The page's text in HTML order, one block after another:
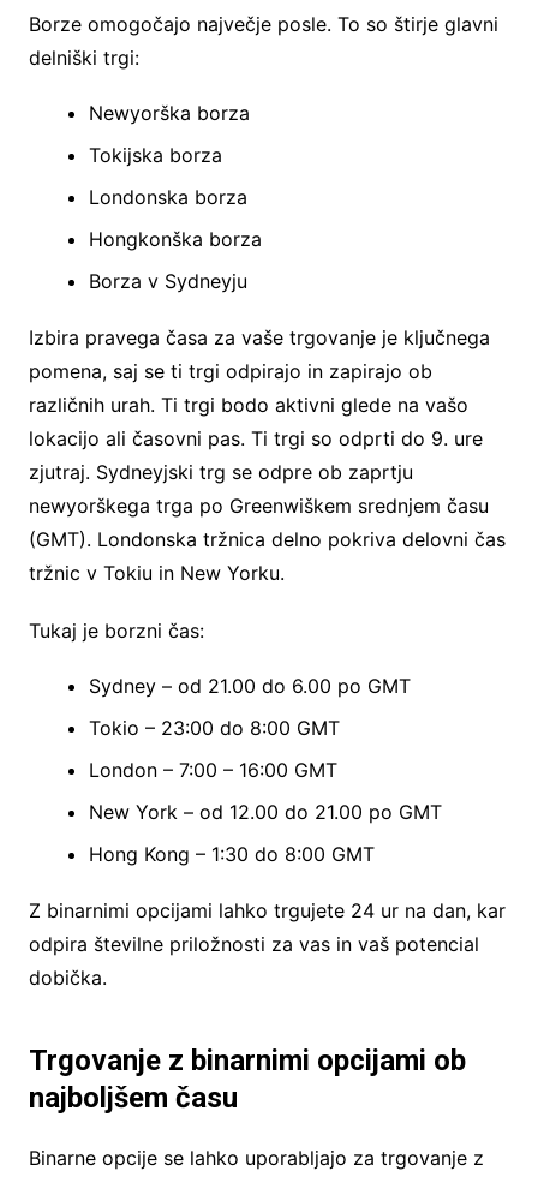
Borze omogočajo največje posle. To so štirje glavni
delniški trgi:
Newyorška borza
Tokijska borza
Londonska borza
Hongkonška borza
Borza v Sydneyju
Izbira pravega časa za vaše trgovanje je ključnega
pomena, saj se ti trgi odpirajo in zapirajo ob
različnih urah. Ti trgi bodo aktivni glede na vašo
lokacijo ali časovni pas. Ti trgi so odprti do 9. ure
zjutraj. Sydneyjski trg se odpre ob zaprtju
newyorškega trga po Greenwiškem srednjem času
(GMT). Londonska tržnica delno pokriva delovni čas
tržnic v Tokiu in New Yorku.
Tukaj je borzni čas:
Sydney – od 21.00 do 6.00 po GMT
Tokio – 23:00 do 8:00 GMT
London – 7:00 – 16:00 GMT
New York – od 12.00 do 21.00 po GMT
Hong Kong – 1:30 do 8:00 GMT
Z binarnimi opcijami lahko trgujete 24 ur na dan, kar
odpira številne priložnosti za vas in vaš potencial
dobička.
Trgovanje z binarnimi opcijami ob
najboljšem času
Binarne opcije se lahko uporabljajo za trgovanje z